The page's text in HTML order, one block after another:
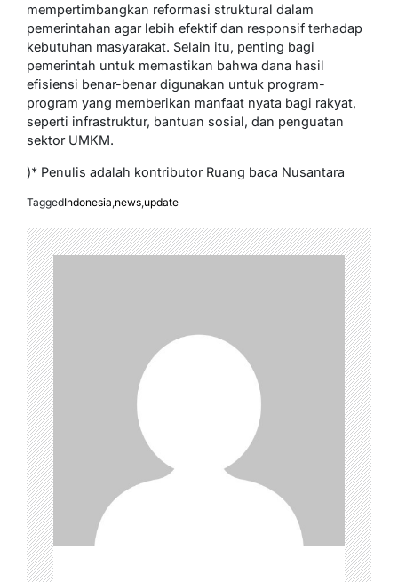
mempertimbangkan reformasi struktural dalam
pemerintahan agar lebih efektif dan responsif terhadap
kebutuhan masyarakat. Selain itu, penting bagi
pemerintah untuk memastikan bahwa dana hasil
efisiensi benar-benar digunakan untuk program-
program yang memberikan manfaat nyata bagi rakyat,
seperti infrastruktur, bantuan sosial, dan penguatan
sektor UMKM.
)* Penulis adalah kontributor Ruang baca Nusantara
TaggedIndonesia news update